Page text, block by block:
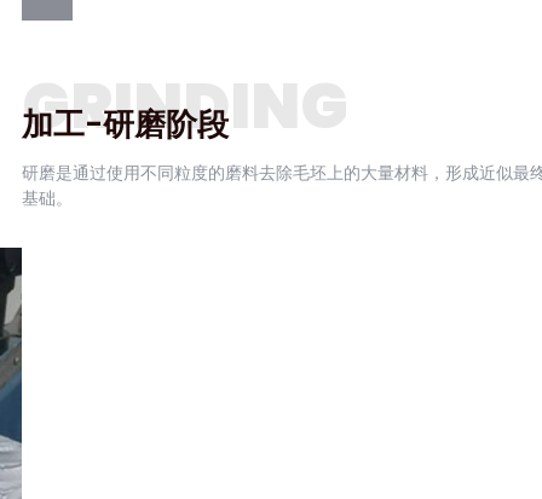
GRINDING
加工-研磨阶段
研磨是通过使用不同粒度的磨料去除毛坯上的大量材料，形成近似
基础。